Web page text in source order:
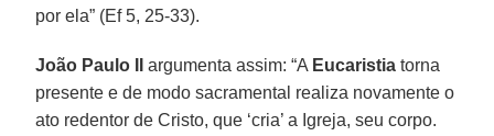
por ela” (Ef 5, 25-33).
João Paulo II argumenta assim: “A Eucaristia torna
presente e de modo sacramental realiza novamente o
ato redentor de Cristo, que ‘cria’ a Igreja, seu corpo.